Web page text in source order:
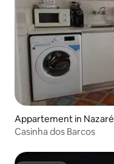
Appartement in Nazaré
Casinha dos Barcos